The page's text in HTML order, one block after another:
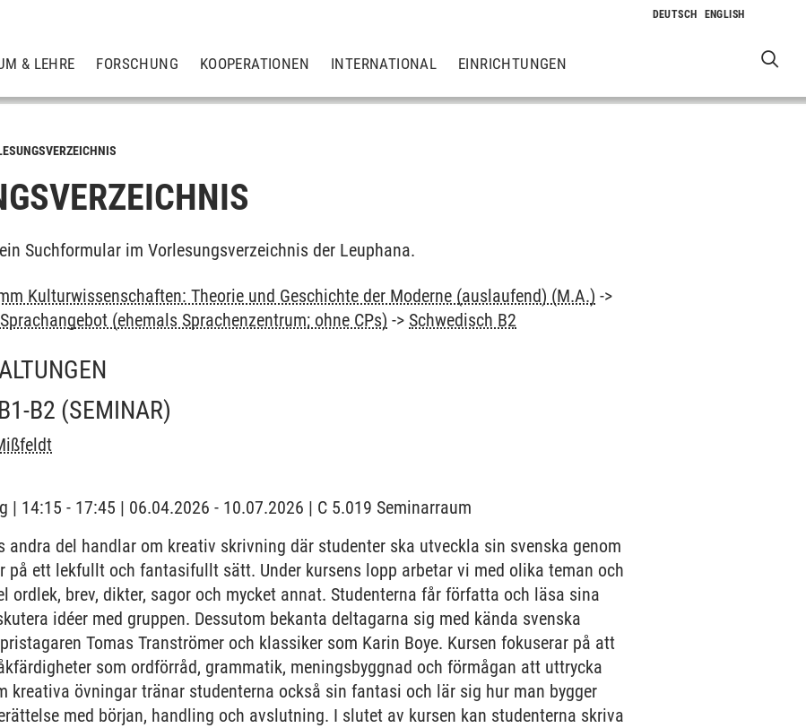
& LEHRE FORSCHUNG KOOPERATIONEN INTERNATIONAL EINRICHTUNGEN
Suchformular im Vorlesungsverzeichnis der Leuphana.
Kulturwissenschaften: Theorie und Geschichte der Moderne (auslaufend) (M.A.) ->
(ehemals Sprachenzentrum; ohne CPs) -> Schwedisch B2
B2 (SEMINAR)
| 14:15 - 17:45 | 06.04.2026 - 10.07.2026 | C 5.019 Seminarraum
andra del handlar om kreativ skrivning där studenter ska utveckla sin svenska genom
på ett lekfullt och fantasifullt sätt. Under kursens lopp arbetar vi med olika teman och
ordlek, brev, dikter, sagor och mycket annat. Studenterna får författa och läsa sina
idéer med gruppen. Dessutom bekanta deltagarna sig med kända svenska
Tomas Tranströmer och klassiker som Karin Boye. Kursen fokuserar på att
som ordförråd, grammatik, meningsbyggnad och förmågan att uttrycka
kreativa övningar tränar studenterna också sin fantasi och lär sig hur man bygger
med början, handling och avslutning. I slutet av kursen kan studenterna skriva